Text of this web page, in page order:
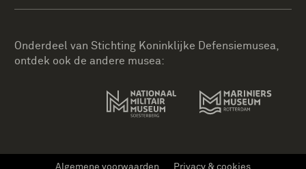
Onderdeel van Stichting Koninklijke Defensiemusea,
ontdek ook de andere musea: